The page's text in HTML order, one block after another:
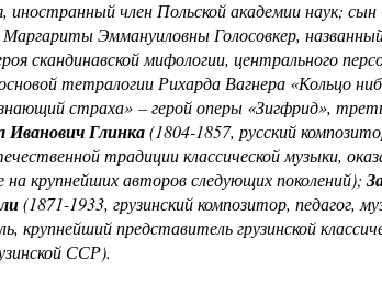
иностранный член Польской академии наук;
Эммануиловны Голосовкер,
скандинавской мифологии, центрального
тетралогии Рихарда Вагнера «Кольцо
страха» – герой оперы «Зигфрид»,
Иванович Глинка(1804-1857, русский
традиции классической музыки,
на крупнейших авторов следующих поколений);
(1871-1933, грузинский композитор, педагог,
крупнейший представитель грузинской
ССР).